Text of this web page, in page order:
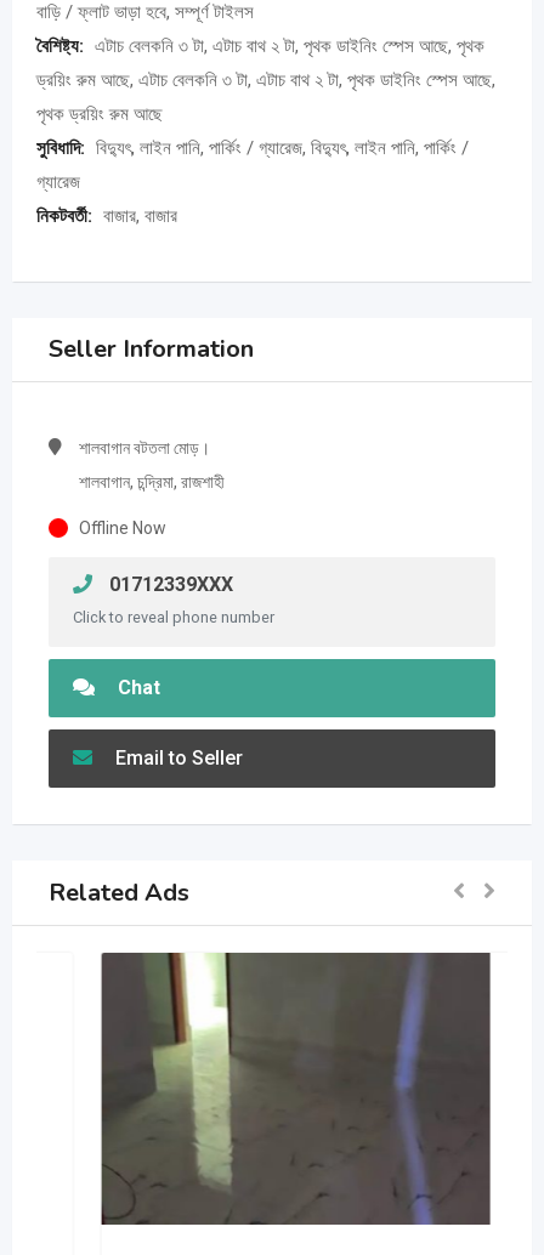
বাড়ি / ফ্লাট ভাড়া হবে, সম্পূর্ণ টাইলস
বৈশিষ্ট্য: এটাচ বেলকনি ৩ টা, এটাচ বাথ ২ টা, পৃথক ডাইনিং স্পেস আছে, পৃথক
ড্রয়িং রুম আছে, এটাচ বেলকনি ৩ টা, এটাচ বাথ ২ টা, পৃথক ডাইনিং স্পেস আছে,
পৃথক ড্রয়িং রুম আছে
সুবিধাদি: বিদ্যুৎ, লাইন পানি, পার্কিং / গ্যারেজ, বিদ্যুৎ, লাইন পানি, পার্কিং /
গ্যারেজ
নিকটবর্তী: বাজার, বাজার
Seller Information
শালবাগান বটতলা মোড়।
শালবাগান, চন্দ্রিমা, রাজশাহী
Offline Now
01712339XXX
Click to reveal phone number
Chat
Email to Seller
Related Ads